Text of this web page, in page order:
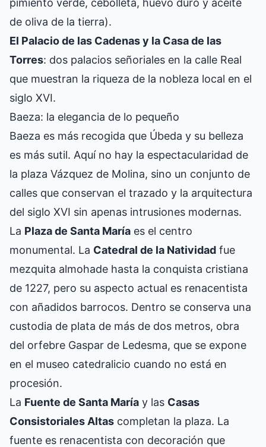
pimiento verde, cebolleta, huevo duro y aceite
de oliva de la tierra).
El Palacio de las Cadenas y la Casa de las
Torres: dos palacios señoriales en la calle Real
que muestran la riqueza de la nobleza local en el
siglo XVI.
Baeza: la elegancia de lo pequeño
Baeza es más recogida que Úbeda y su belleza
es más sutil. Aquí no hay la espectacularidad de
la plaza Vázquez de Molina, sino un conjunto de
calles que conservan el trazado y la arquitectura
del siglo XVI sin apenas intrusiones modernas.
La Plaza de Santa María es el centro
monumental. La Catedral de la Natividad fue
mezquita almohade hasta la conquista cristiana
de 1227, pero su aspecto actual es renacentista
con añadidos barrocos. Dentro se conserva una
custodia de plata de más de dos metros, obra
del orfebre Gaspar de Ledesma, que se expone
en el museo catedralicio cuando no está en
procesión.
La Fuente de Santa María y las Casas
Consistoriales Altas completan la plaza. La
fuente es renacentista con decoración que